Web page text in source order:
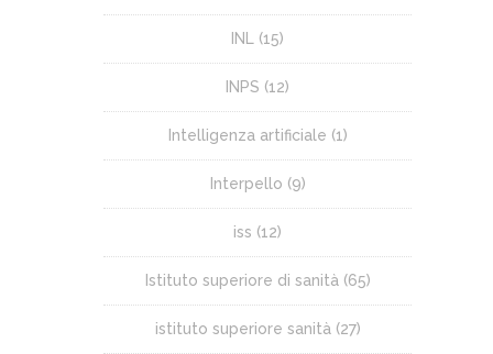
INL (15)
INPS (12)
Intelligenza artificiale (1)
Interpello (9)
iss (12)
Istituto superiore di sanità (65)
istituto superiore sanità (27)